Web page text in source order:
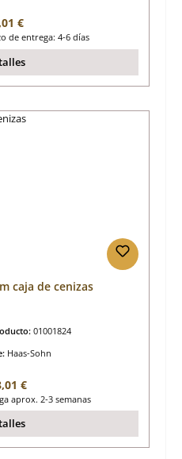
normal:
€
de entrega: 4-6 días
caja de cenizas
01001824
Haas-Sohn
normal:
€
aprox. 2-3 semanas